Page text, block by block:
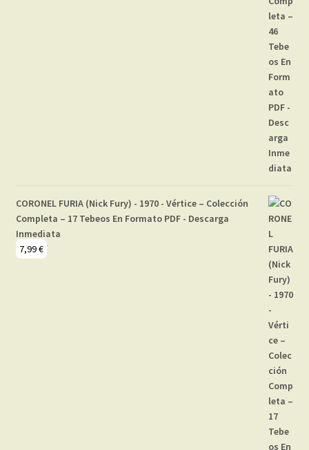
CORONEL FURIA (Nick Fury) - 1970 - Vértice – Colección
Completa – 17 Tebeos En Formato PDF - Descarga
Inmediata
7,99€